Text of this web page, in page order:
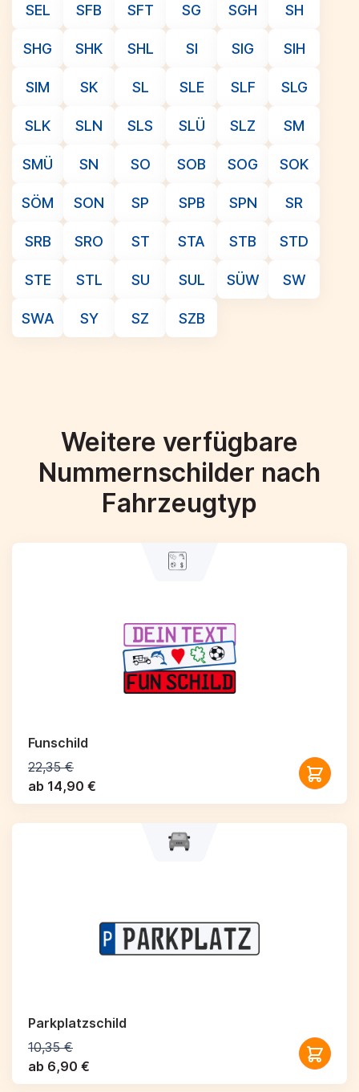
SEL SFB SFT SG SGH SH
SHG SHK SHL SI SIG SIH
SIM SK SL SLE SLF SLG
SLK SLN SLS SLÜ SLZ SM
SMÜ SN SO SOB SOG SOK
SÖM SON SP SPB SPN SR
SRB SRO ST STA STB STD
STE STL SU SUL SÜW SW
SWA SY SZ SZB
Weitere verfügbare
Nummernschilder nach
Fahrzeugtyp
Funschild
22,35 €
ab 14,90 €
Parkplatzschild
10,35 €
ab 6,90 €